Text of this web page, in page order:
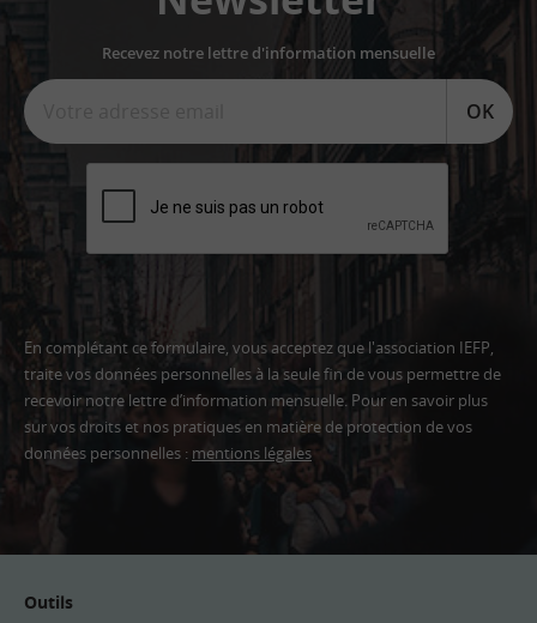
Recevez notre lettre d'information mensuelle
OK
En complétant ce formulaire, vous acceptez que l'association IEFP,
traite vos données personnelles à la seule fin de vous permettre de
recevoir notre lettre d’information mensuelle. Pour en savoir plus
sur vos droits et nos pratiques en matière de protection de vos
données personnelles : mentions légales
Outils